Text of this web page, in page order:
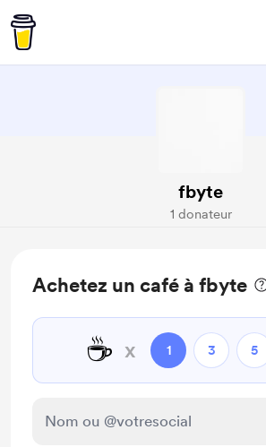
fbyte
1 donateur
Achetez un café à fbyte
☕ x 1 3 5